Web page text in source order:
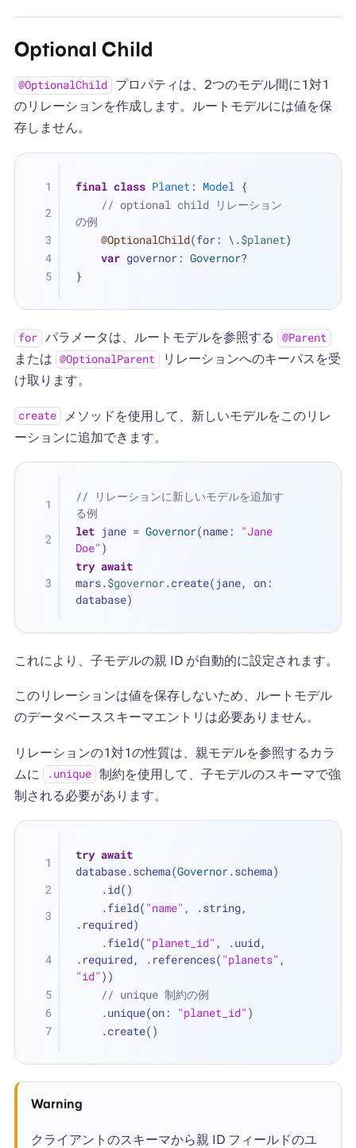
Optional Child
@OptionalChild
プロパティは、2つのモデル間に1対1
のリレーションを作成します。ルートモデルには値を保
存しません。
final class Planet: Model {
// optional child リレーション
の例
@OptionalChild(for: \.$planet)
var governor: Governor?
}
for パラメータは、ルートモデルを参照する @Parent
または @OptionalParent
リレーションへのキーパスを受
け取ります。
create
メソッドを使用して、新しいモデルをこのリレ
ーションに追加できます。
// リレーションに新しいモデルを追加す
る例
let jane = Governor(name: "Jane
Doe" )
try await
mars.$governor.create(jane, on:
database)
これにより、子モデルの親 ID が自動的に設定されます。
このリレーションは値を保存しないため、ルートモデル
のデータベーススキーマエントリは必要ありません。
リレーションの1対1の性質は、親モデルを参照するカラ
ムに
.unique 制約を使用して、子モデルのスキーマで強
制される必要があります。
try await
database.schema(Governor.schema)
    .id()
    .field(
"name" , .string,
.required)
    .field(
"planet_id" , .uuid,
.required, .references( "planets"
"id" ))
// unique 制約の例
    .unique(on:
"planet_id" )
    .create()
Warning
クライアントのスキーマから親 ID フィールドのユ